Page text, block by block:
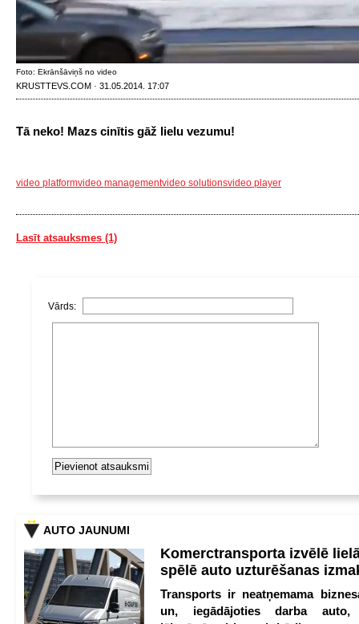
Foto: Ekrānšāviņš no video
KRUSTTEVS.COM · 31.05.2014. 17:07
Tā neko! Mazs cinītis gāž lielu vezumu!
video platformvideo managementvideo solutionsvideo player
Lasīt atsauksmes (1)
Vārds:
AUTO JAUNUMI
Komerctransporta izvēlē
spēlē auto uzturēšanas
Transports ir neatņemama
un, iegādājoties darba auto,